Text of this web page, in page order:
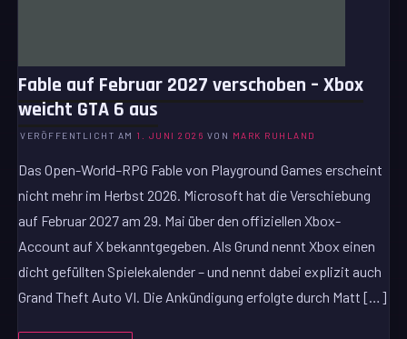
Fable auf Februar 2027 verschoben – Xbox
weicht GTA 6 aus
VERÖFFENTLICHT AM 1. JUNI 2026 VON MARK RUHLAND
Das Open-World–RPG Fable von Playground Games erscheint
nicht mehr im Herbst 2026. Microsoft hat die Verschiebung
auf Februar 2027 am 29. Mai über den offiziellen Xbox-
Account auf X bekanntgegeben. Als Grund nennt Xbox einen
dicht gefüllten Spielekalender – und nennt dabei explizit auch
Grand Theft Auto VI. Die Ankündigung erfolgte durch Matt […]